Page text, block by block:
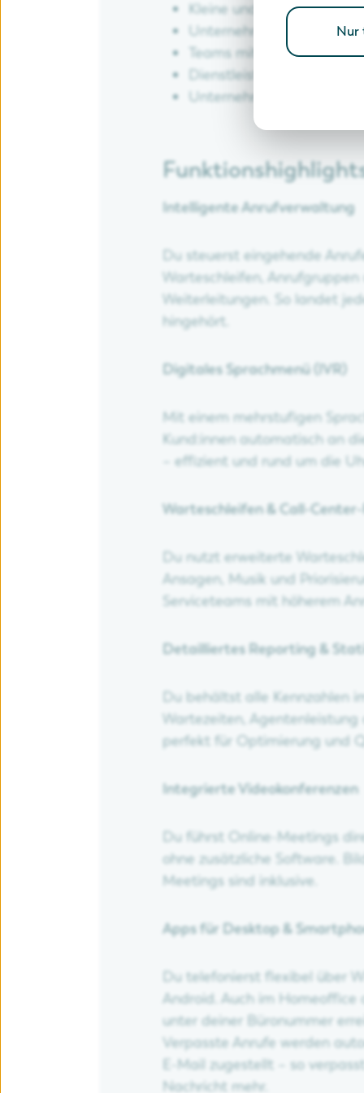
Kleine und mittlere
Unternehmen mit
Teams mit Homeoffice-
Dienstleister mit hohem
Unternehmen mit
Intelligente Anrufverwaltung
Du steuerst eingehende
Warteschleifen,
Weiterleitungen. So landet
hingehört.
Digitales Sprachmenü (IVR)
Mit einem mehrstufigen
Kund:innen automatisch an
– effizient und rund um die
Warteschleifen & Call-
Du nutzt erweiterte
Ansagen, Musik und
Serviceteams mit höherem
Detailliertes Reporting &
Du behältst alle Kennzahlen
Wartezeiten, Agentenleistung
perfekt für Optimierung und
Integrierte Videokonferenzen
Du führst Online-Meetings
ohne zusätzliche Software.
Meetings sind inklusive.
Apps für Desktop &
Du telefonierst flexibel über
Android. Auch im
unter deiner Büronummer
Verpasste Anrufe werden
E-Mail zugestellt – so
Nachricht mehr.
Nur